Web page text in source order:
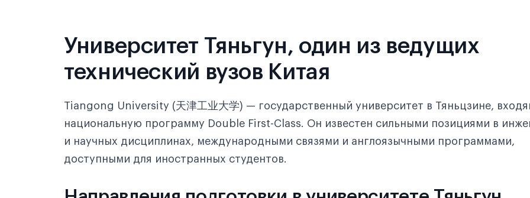
Университет Тяньгун, один из ведущих
технический вузов Китая
Tiangong University (天津工业大学) — государственный университет в Тяньцзине,
национальную программу Double First-Class. Он известен сильными позициями в
и научных дисциплинах, международными связями и англоязычными программами,
доступными для иностранных студентов.